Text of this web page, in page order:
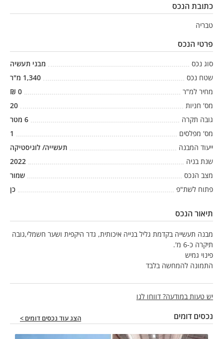
כתובת הנכס
טבריה
פרטי הנכס
סוג נכס
מבני תעשיה
שטח נכס
1,340 מ"ר
מחיר למ"ר
0
₪
מס' חניות
20
גובה תקרה
6 מטר
מס' מפלסים
1
ייעוד המבנה
תעשייה/ לוגיסטיקה
שנת בניה
2022
מצב הנכס
שמור
פתוח לשת"פ
כן
תיאור הנכס
מבנה תעשייה בקדמת גליל בנייה איכותית, גדר היקפית ושער חשמלי,גובה
תיקרה כ-6 מ'.
פינוי גמיש
התמונה להמחשה בלבד
יש טעות במודעה? דווחו לנו
נכסים דומים הצג עוד נכסים דומים >